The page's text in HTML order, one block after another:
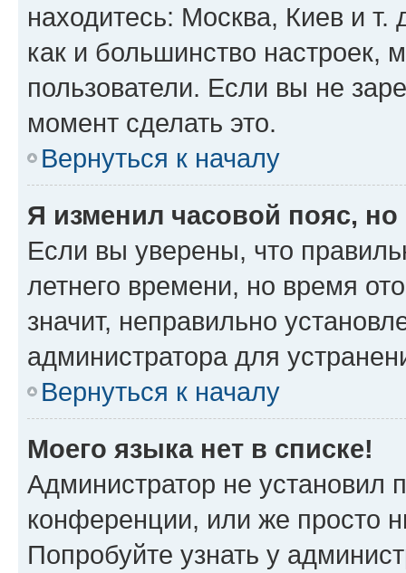
находитесь: Москва, Киев и т.
как и большинство настроек,
пользователи. Если вы не
момент сделать это.
Вернуться к началу
Я изменил часовой пояс,
Если вы уверены, что
летнего времени, но время
значит, неправильно
администратора для
Вернуться к началу
Моего языка нет в списке!
Администратор не установил
конференции, или же просто
Попробуйте узнать у